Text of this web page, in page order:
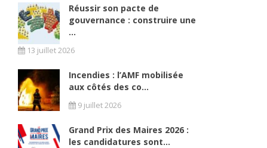
Réussir son pacte de
gouvernance : construire une
...
13 juillet 2026
Incendies : l’AMF mobilisée
aux côtés des co...
9 juillet 2026
Grand Prix des Maires 2026 :
les candidatures sont...